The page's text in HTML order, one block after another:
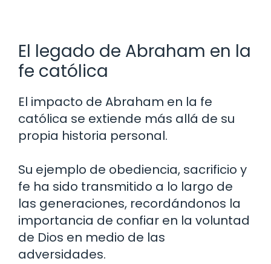
El legado de Abraham en la
fe católica
El impacto de Abraham en la fe
católica se extiende más allá de su
propia historia personal.
Su ejemplo de obediencia, sacrificio y
fe ha sido transmitido a lo largo de
las generaciones, recordándonos la
importancia de confiar en la voluntad
de Dios en medio de las
adversidades.